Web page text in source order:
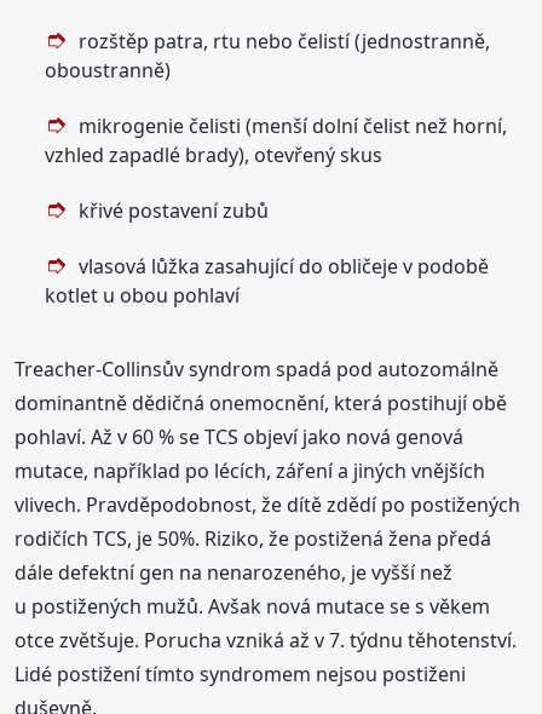
rozštěp patra, rtu nebo čelistí (jednostranně,
oboustranně)
mikrogenie čelisti (menší dolní čelist než horní,
vzhled zapadlé brady), otevřený skus
křivé postavení zubů
vlasová lůžka zasahující do obličeje v podobě
kotlet u obou pohlaví
Treacher-Collinsův syndrom spadá pod autozomálně
dominantně dědičná onemocnění, která postihují obě
pohlaví. Až v 60 % se TCS objeví jako nová genová
mutace, například po lécích, záření a jiných vnějších
vlivech. Pravděpodobnost, že dítě zdědí po postižených
rodičích TCS, je 50%. Riziko, že postižená žena předá
dále defektní gen na nenarozeného, je vyšší než
u postižených mužů. Avšak nová mutace se s věkem
otce zvětšuje. Porucha vzniká až v 7. týdnu těhotenství.
Lidé postižení tímto syndromem nejsou postiženi
duševně.